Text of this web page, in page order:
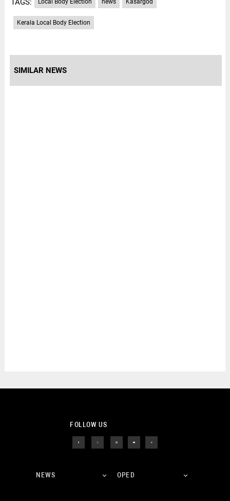
TAGS: Local Body Election news Kasargod
Kerala Local Body Election
SIMILAR NEWS
FOLLOW US
NEWS OPED